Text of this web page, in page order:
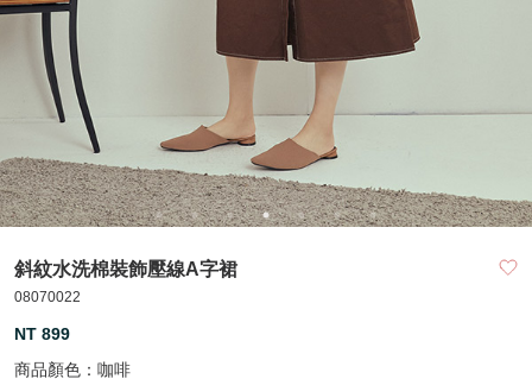
斜紋水洗棉裝飾壓線A字裙
08070022
NT 899
商品顏色： 咖啡